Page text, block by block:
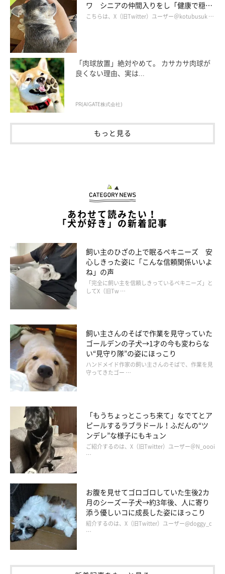
ワ シニアの仲間入りをし「健康で穏や
かな暮らしが続いてほしい」と願う
こちらは、X（旧Twitter）ユーザー＠kotubusuk …
「肉球放置」絶対やめて。 カサカサ肉球が
良くない理由、実は...
PR(AIGATE株式会社)
もっと見る
あわせて読みたい！
「犬が好き」の新着記事
飼い主のひざの上で眠るペキニーズ 安
心しきった姿に「こんな信頼関係いいよ
ね」の声
「完全に飼い主を信頼しきっているペキニーズ」と
してX（旧Tw …
飼い主さんのそばで作業を見守っていた
ゴールデンの子犬→1才の今も変わらな
い“見守り隊”の姿にほっこり
ハンドメイド作家の飼い主さんのそばで、作業を見
守ってきたゴー …
「もうちょっとこっち来て」なでてとア
ピールするラブラドール！ふだんの“ツ
ンデレ”な様子にもキュン
ご紹介するのは、X（旧Twitter）ユーザー＠N_oooi
…
お腹を見せてゴロゴロしていた生後2カ
月のシーズー子犬→約3年後、人に寄り
添う優しいコに成長した姿にほっこり
紹介するのは、X（旧Twitter）ユーザー@doggy_c
…